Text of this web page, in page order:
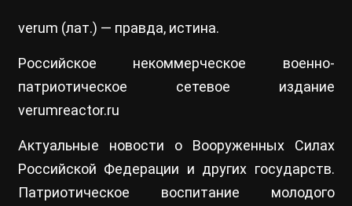
verum (лат.) — правда, истина.
Российское некоммерческое военно-
патриотическое сетевое издание
verumreactor.ru
Актуальные новости о Вооруженных Силах
Российской Федерации и других государств.
Патриотическое воспитание молодого